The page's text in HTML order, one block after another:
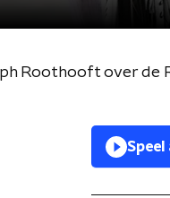
Roothooft over de
Speel